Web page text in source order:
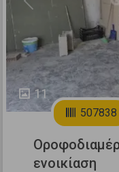
11
Previous
507838
ενοικίαση